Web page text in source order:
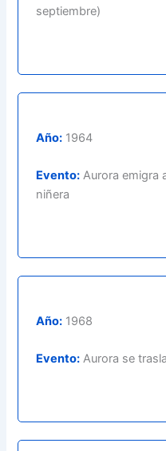
septiembre)
Año: 1964
Evento: Aurora emigra
niñera
Año: 1968
Evento: Aurora se